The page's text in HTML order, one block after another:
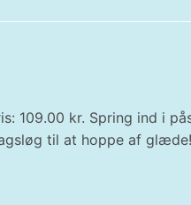
109.00 kr. Spring ind i
til at hoppe af